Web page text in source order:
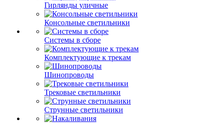
Гирлянды уличные
Консольные светильники
Системы в сборе
Комплектующие к трекам
Шинопроводы
Трековые светильники
Струнные светильники